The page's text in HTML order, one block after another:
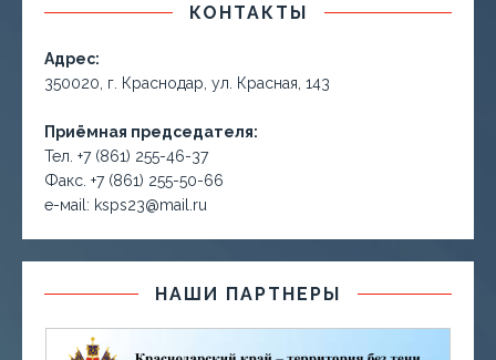
КОНТАКТЫ
Адрес:
350020, г. Краснодар, ул. Красная, 143
Приёмная председателя:
Тел. +7 (861) 255-46-37
Факс. +7 (861) 255-50-66
е-маil: ksps23@mail.ru
НАШИ ПАРТНЕРЫ